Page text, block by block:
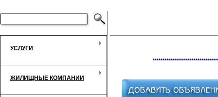
УСЛУГИ
ЖИЛИЩНЫЕ КОМПАНИИ